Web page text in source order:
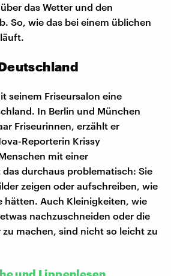
das Wetter und den
So, wie das bei einem üblichen
seinem Friseursalon eine
In Berlin und München
Friseurinnen, erzählt er
Reporterin Krissy
mit einer
durchaus problematisch: Sie
zeigen oder aufschreiben, wie
hätten. Auch Kleinigkeiten, wie
nachzuschneiden oder die
machen, sind nicht so leicht zu